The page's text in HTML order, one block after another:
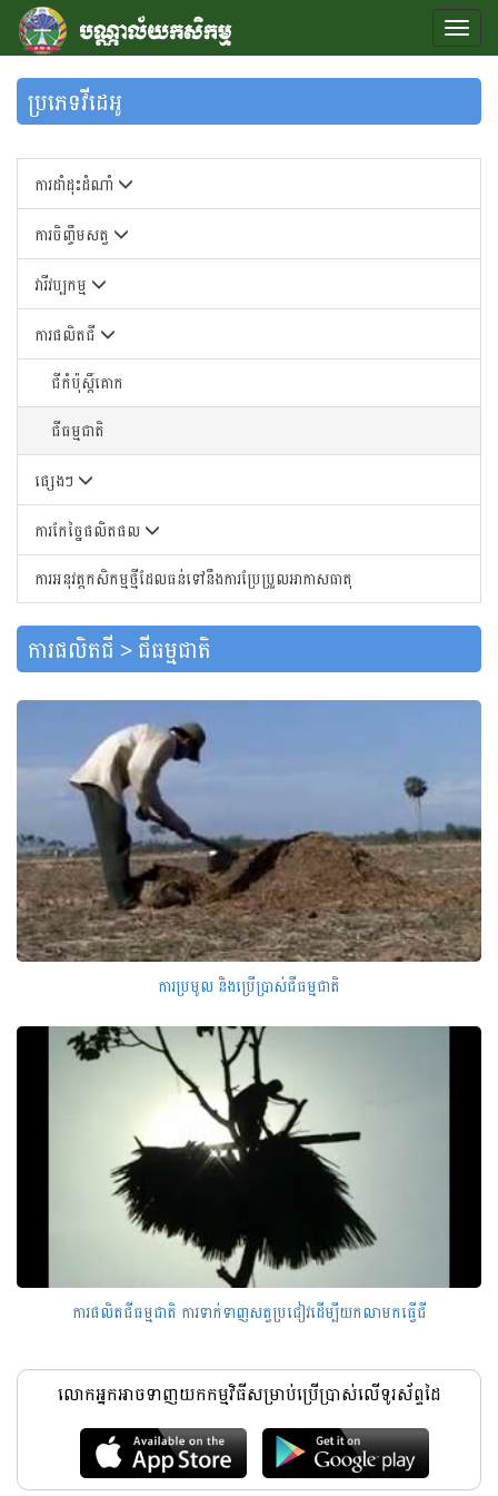
ប្រភេទវីដេអូ
ការដាំដុះដំណាំ
ការចិញ្ចឹមសត្វ
វារីវប្បកម្ម
ការផលិតជី
ជីកំប៉ុស្តិ៍គោក
ជីធម្មជាតិ
ផ្សេងៗ
ការកែច្នៃផលិតផល
ការអនុវត្តកសិកម្មថ្មីដែលធន់ទៅនឹងការប្រែប្រួលអាកាសធាតុ
ការផលិតជី > ជីធម្មជាតិ
ការប្រមូល និងប្រើប្រាស់ជីធម្មជាតិ
ការផលិតជីធម្មជាតិ ការទាក់ទាញសត្វប្រជៀវដើម្បីយកលាមកធ្វើជី
លោកអ្នកអាចទាញយកកម្មវិធីសម្រាប់ប្រើប្រាស់លើទូរស័ព្ទដៃ